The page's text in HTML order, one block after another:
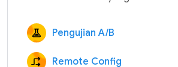
Pengujian A/B
Remote Config